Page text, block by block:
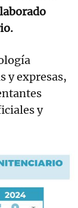
y expresas,
y